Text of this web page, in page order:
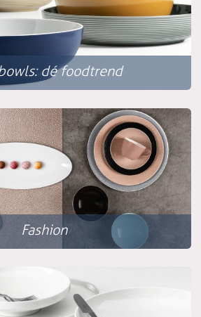
dé foodtrend
Fashion